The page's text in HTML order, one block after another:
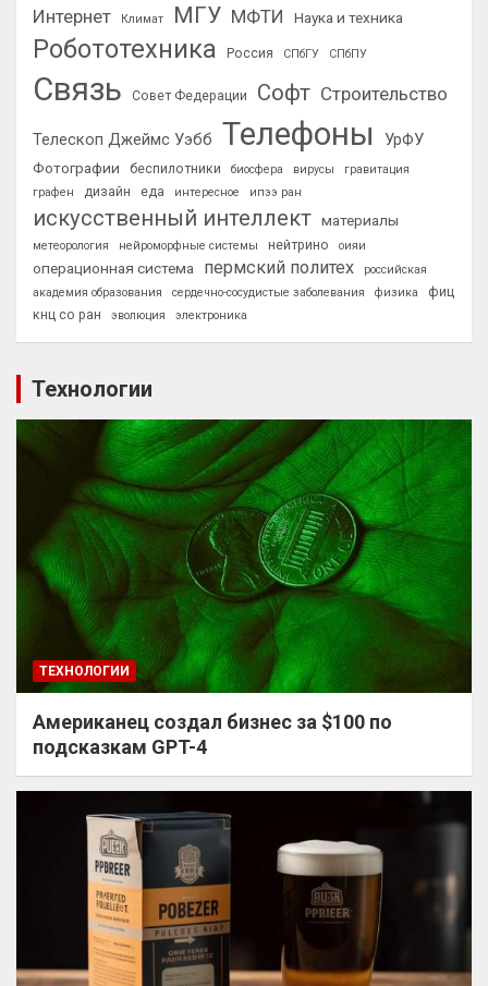
Интернет Климат МГУ МФТИ Наука и техника
Робототехника Россия СПбГУ СПбПУ
Связь Совет Федерации Софт Строительство
Телескоп Джеймс Уэбб Телефоны УрФУ
Фотографии беспилотники биосфера вирусы
гравитация
графен
дизайн еда интересное ипээ ран
искусственный интеллект материалы
метеорология нейроморфные системы нейтрино оияи
операционная система пермский политех
российская
академия образования
сердечно-сосудистые заболевания физика
фиц
кнц со ран
эволюция электроника
Технологии
ТЕХНОЛОГИИ
Американец создал бизнес за $100 по
подсказкам GPT-4